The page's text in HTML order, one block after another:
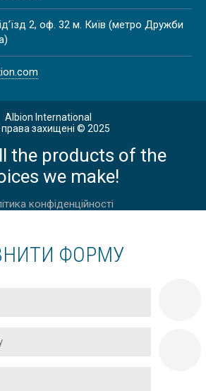
2, оф. 32 м. Київ (метро Дружби
Albion International
права захищені © 2025
the products of the
we make!
конфіденційності
ФОРМУ